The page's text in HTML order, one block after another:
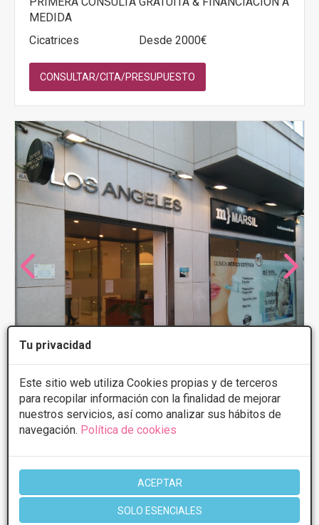
Tu privacidad
Este sitio web utiliza Cookies propias y de terceros
para recopilar información con la finalidad de mejorar
nuestros servicios, así como analizar sus hábitos de
navegación. Política de cookies
ACEPTAR
SOLO ESENCIALES
MEDIDA
Cicatrices
Desde 2000€
CONSULTAR/CITA/PRESUPUESTO
Instituto Marsil
3.7 9 Opiniones
PRIMERA CONSULTA GRATUITA & FINANCIACIÓN A